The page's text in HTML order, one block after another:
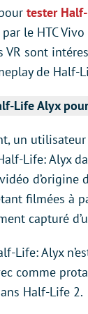
tester
le HTC
VR sont
de Half-
Life Alyx
un
Life: Alyx
d’origine
filmées à
capturé
Life: Alyx
comme
Half-Life 2.